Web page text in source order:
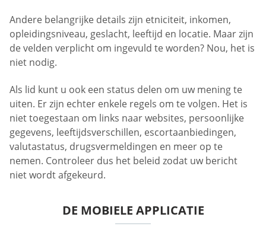
Andere belangrijke details zijn etniciteit, inkomen,
opleidingsniveau, geslacht, leeftijd en locatie. Maar zijn
de velden verplicht om ingevuld te worden? Nou, het is
niet nodig.
Als lid kunt u ook een status delen om uw mening te
uiten. Er zijn echter enkele regels om te volgen. Het is
niet toegestaan om links naar websites, persoonlijke
gegevens, leeftijdsverschillen, escortaanbiedingen,
valutastatus, drugsvermeldingen en meer op te
nemen. Controleer dus het beleid zodat uw bericht
niet wordt afgekeurd.
DE MOBIELE APPLICATIE